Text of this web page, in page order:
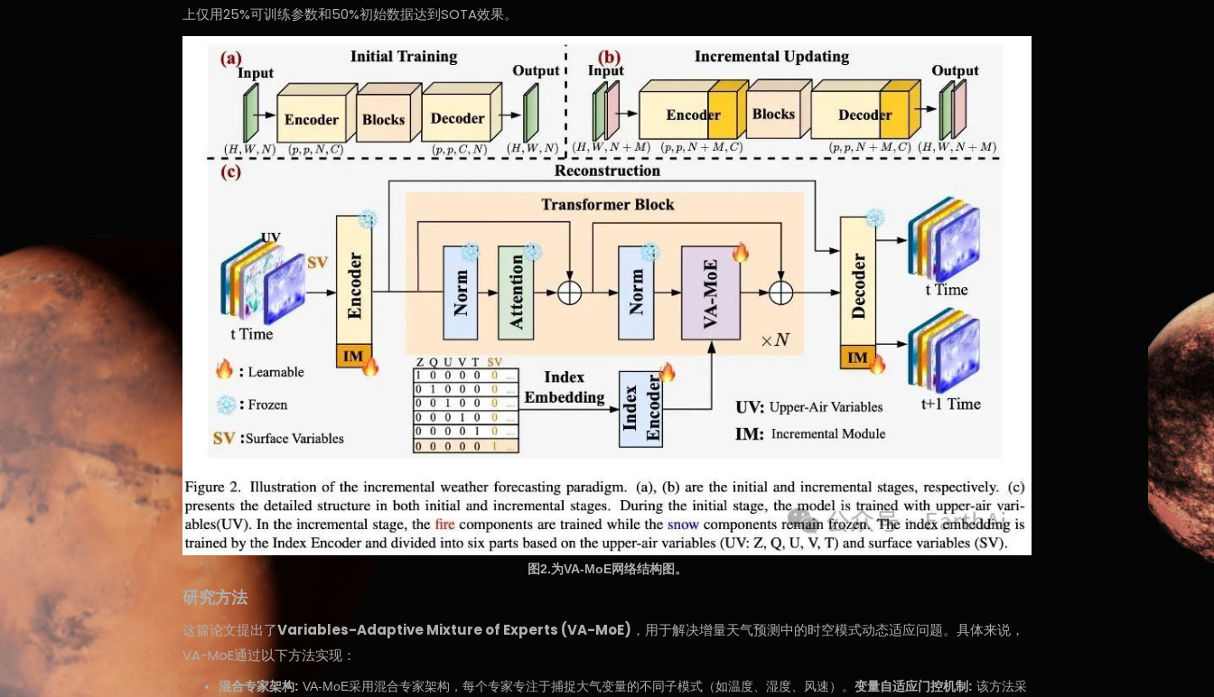
上仅用25%可训练参数和50%初始数据达到SOTA效果。
图2.为VA-MoE网络结构图。
研究方法
这篇论文提出了Variables-Adaptive Mixture of Experts (VA-MoE) ，用于解决增量天气预测中的时空模式动态适应问题。具体来说，
VA-MoE通过以下方法实现：
混合专家架构: VA-MoE采用混合专家架构，每个专家专注于捕捉大气变量的不同子模式（如温度、湿度、风速）。 变量自适应门控机制: 该方法采